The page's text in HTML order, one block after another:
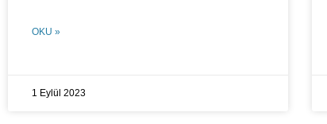
OKU »
1 Eylül 2023